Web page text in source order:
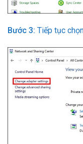
Bước 3: Tiếp tục